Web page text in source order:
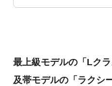
最上級モデルの「Lク
及帯モデルの「ラクシ